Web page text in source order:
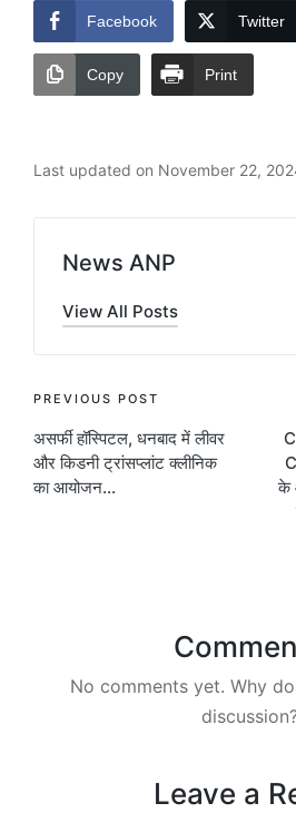
Facebook Twitter
Copy Print
Last updated on November 22,
News ANP
View All Posts
Post
navigation
PREVIOUS POST
असर्फी हॉस्पिटल, धनबाद में लीवर
और किडनी ट्रांसप्लांट क्लीनिक
का आयोजन…
के
No comments yet. Why
Leave a